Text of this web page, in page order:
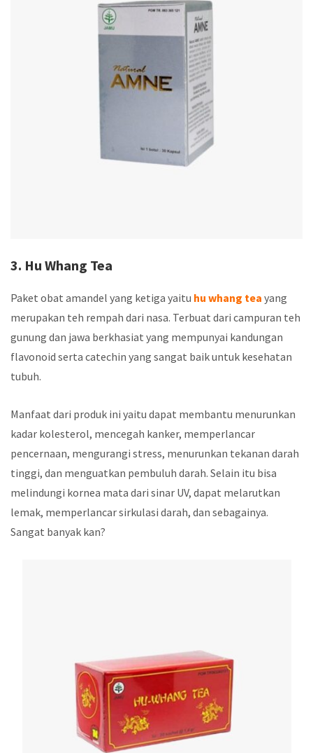
3. Hu Whang Tea
Paket obat amandel yang ketiga yaitu hu whang tea yang
merupakan teh rempah dari nasa. Terbuat dari campuran teh
gunung dan jawa berkhasiat yang mempunyai kandungan
flavonoid serta catechin yang sangat baik untuk kesehatan
tubuh.
Manfaat dari produk ini yaitu dapat membantu menurunkan
kadar kolesterol, mencegah kanker, memperlancar
pencernaan, mengurangi stress, menurunkan tekanan darah
tinggi, dan menguatkan pembuluh darah. Selain itu bisa
melindungi kornea mata dari sinar UV, dapat melarutkan
lemak, memperlancar sirkulasi darah, dan sebagainya.
Sangat banyak kan?